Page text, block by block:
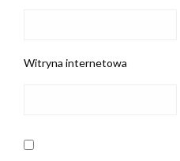
Witryna internetowa